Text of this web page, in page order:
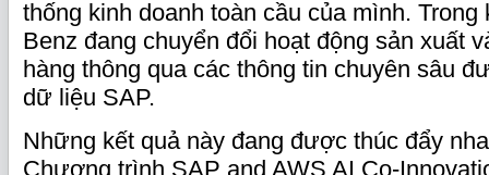
thống kinh doanh toàn cầu của mình. Trong
Benz đang chuyển đổi hoạt động sản xuất
hàng thông qua các thông tin chuyên sâu
dữ liệu SAP.
Những kết quả này đang được thúc đẩy
Chương trình SAP and AWS AI Co-